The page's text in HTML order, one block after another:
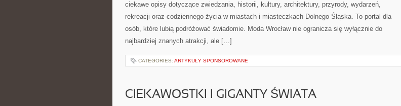
ciekawe opisy dotyczące zwiedzania, historii, kultury, architektury, przyrody, wydarzeń,
rekreacji oraz codziennego życia w miastach i miasteczkach Dolnego Śląska. To portal dla
osób, które lubią podróżować świadomie. Moda Wrocław nie ogranicza się wyłącznie do
najbardziej znanych atrakcji, ale […]
CATEGORIES: ARTYKUŁY SPONSOROWANE
CIEKAWOSTKI I GIGANTY ŚWIATA